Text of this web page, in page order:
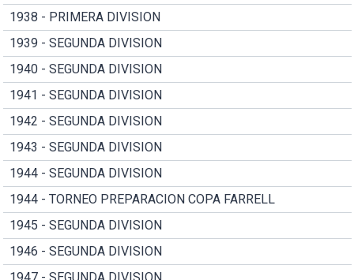
1938 - PRIMERA DIVISION
1939 - SEGUNDA DIVISION
1940 - SEGUNDA DIVISION
1941 - SEGUNDA DIVISION
1942 - SEGUNDA DIVISION
1943 - SEGUNDA DIVISION
1944 - SEGUNDA DIVISION
1944 - TORNEO PREPARACION COPA FARRELL
1945 - SEGUNDA DIVISION
1946 - SEGUNDA DIVISION